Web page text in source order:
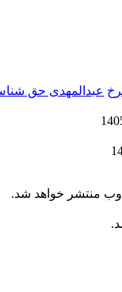
عبدالمهدی حق
وب منتشر خواهد شد.